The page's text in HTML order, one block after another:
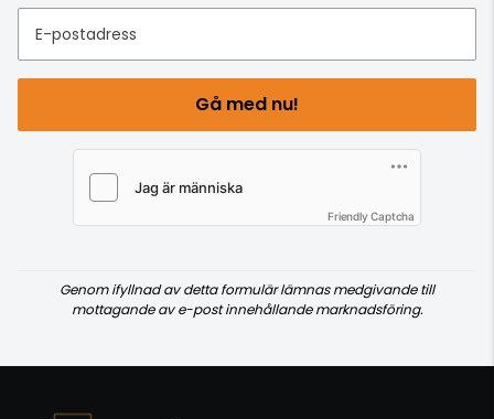
E-postadress
Gå med nu!
Friendly Captcha
Genom ifyllnad av detta formulär lämnas medgivande till
mottagande av e-post innehållande marknadsföring.